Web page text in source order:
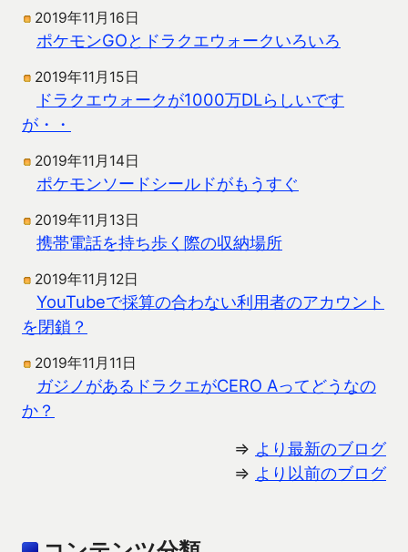
2019年11月16日
ポケモンGOとドラクエウォークいろいろ
2019年11月15日
ドラクエウォークが1000万DLらしいです
が・・
2019年11月14日
ポケモンソードシールドがもうすぐ
2019年11月13日
携帯電話を持ち歩く際の収納場所
2019年11月12日
YouTubeで採算の合わない利用者のアカウント
を閉鎖？
2019年11月11日
ガジノがあるドラクエがCERO Aってどうなの
か？
⇒ より最新のブログ
⇒ より以前のブログ